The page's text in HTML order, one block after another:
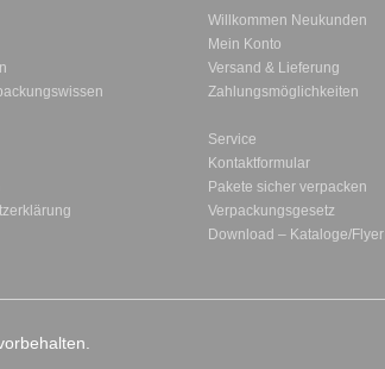
Willkommen Neukunden
Mein Konto
Versand & Lieferung
Zahlungsmöglichkeiten
Service
Kontaktformular
Pakete sicher verpacken
Verpackungsgesetz
Download – Kataloge/Flyer